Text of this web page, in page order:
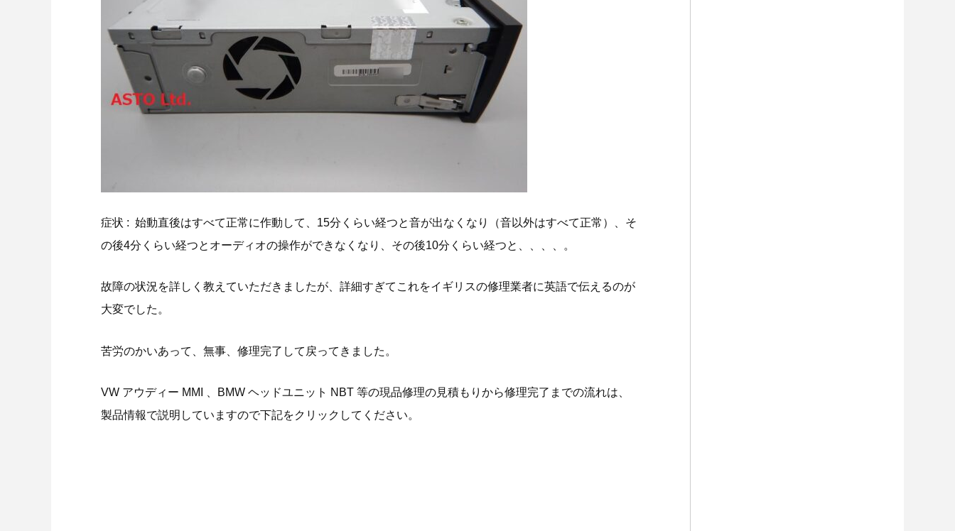
症状 : 始動直後はすべて正常に作動して、15分くらい経つと音が出なくなり（音以外はすべて正常）、そ
の後4分くらい経つとオーディオの操作ができなくなり、その後10分くらい経つと、、、、。
故障の状況を詳しく教えていただきましたが、詳細すぎてこれをイギリスの修理業者に英語で伝えるのが
大変でした。
苦労のかいあって、無事、修理完了して戻ってきました。
VW アウディー MMI 、BMW ヘッドユニット NBT 等の現品修理の見積もりから修理完了までの流れは、
製品情報で説明していますので下記をクリックしてください。